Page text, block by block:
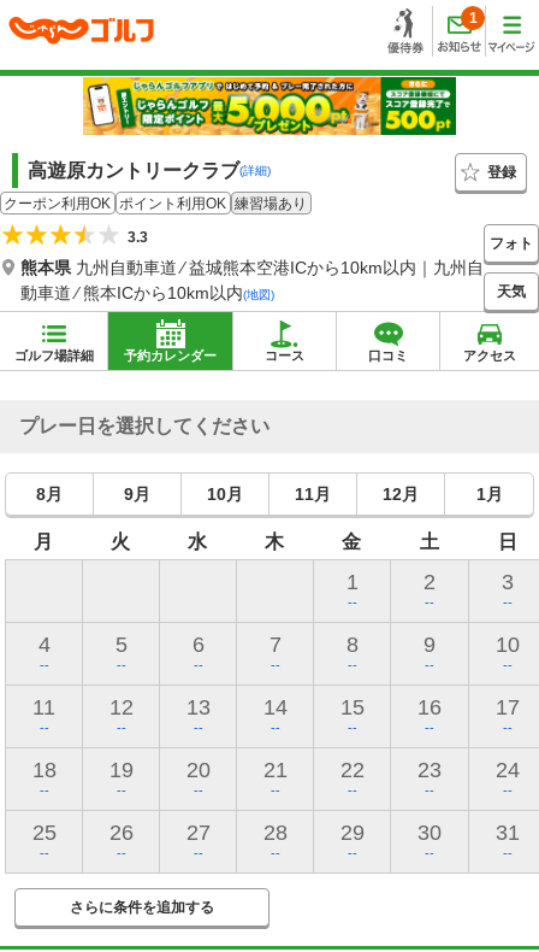
1
高遊原カントリークラブ(詳細)
登録
クーポン利用OK ポイント利用OK 練習場あり
3.3
熊本県 九州自動車道 ⁄ 益城熊本空港ICから10km以内｜九州自
動車道 ⁄ 熊本ICから10km以内(地図)
フォト
天気
ゴルフ場詳細 予約カレンダー コース 口コミ アクセス
プレー日を選択してください
8月 9月 10月 11月 12月 1月
月 火 水 木 金 土 日
1
--
2
--
3
--
4
--
5
--
6
--
7
--
8
--
9
--
10
--
11
--
12
--
13
--
14
--
15
--
16
--
17
--
18
--
19
--
20
--
21
--
22
--
23
--
24
--
25
--
26
--
27
--
28
--
29
--
30
--
31
--
さらに条件を追加する